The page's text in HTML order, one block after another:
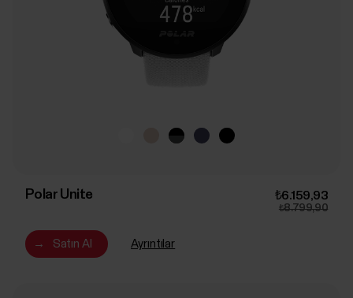
Polar Unite ₺6.159,93
₺8.799,90
→ Satın Al Ayrıntılar